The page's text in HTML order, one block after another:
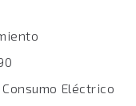
Eléctrico